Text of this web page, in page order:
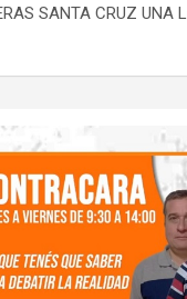
SANTA CRUZ UNA